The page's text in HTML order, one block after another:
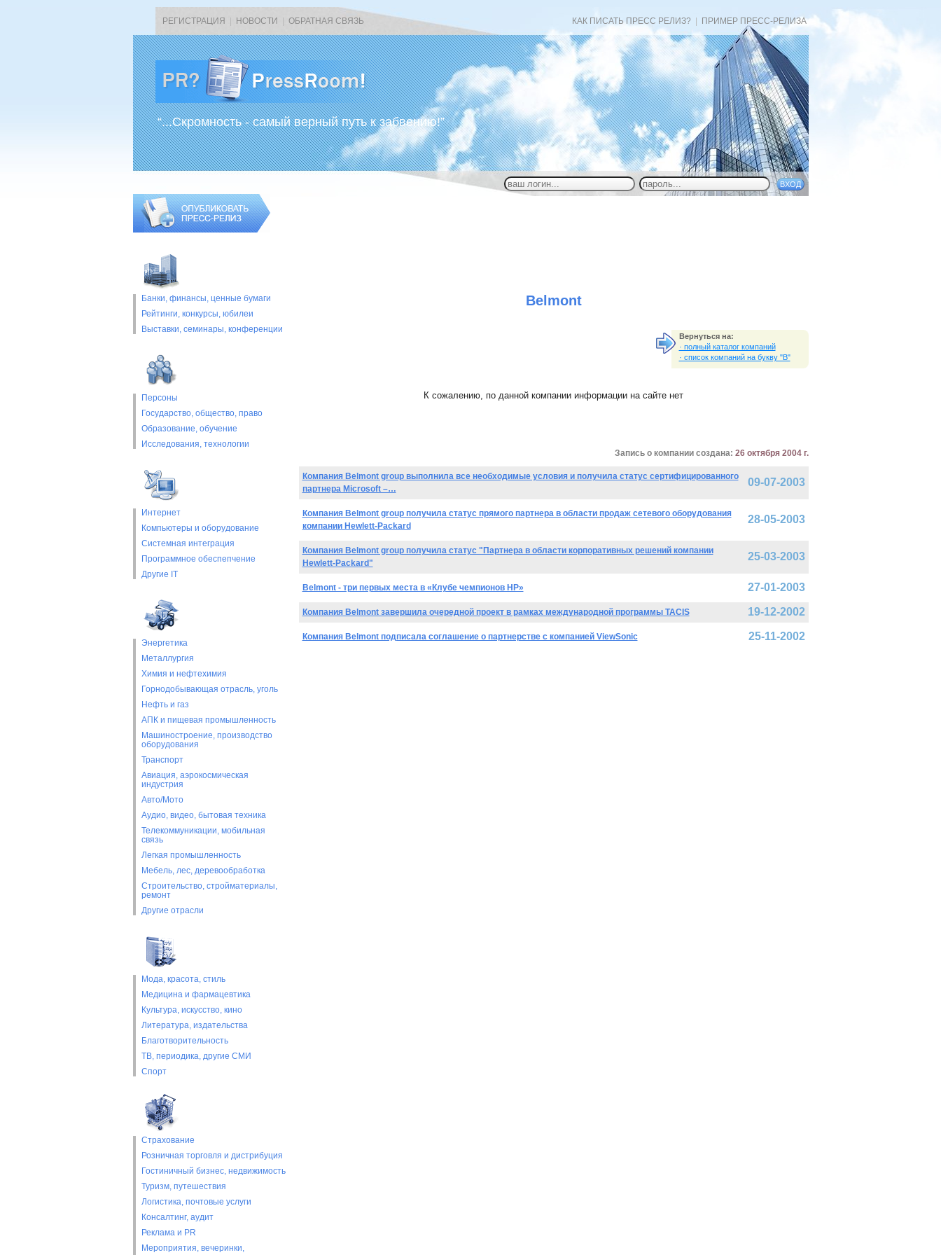
РЕГИСТРАЦИЯ НОВОСТИ ОБРАТНАЯ СВЯЗЬ КАК ПИСАТЬ ПРЕСС РЕЛИЗ? ПРИМЕР ПРЕСС-РЕЛИЗА
“...Скромность - самый верный путь к забвению!”
Банки, финансы, ценные бумаги
Рейтинги, конкурсы, юбилеи
Выставки, cеминары, конференции
Персоны
Государство, общество, право
Образование, обучение
Исследования, технологии
Интернет
Компьютеры и оборудование
Системная интеграция
Программное обеспепчение
Другие IT
Энергетика
Металлургия
Химия и нефтехимия
Горнодобывающая отрасль, уголь
Нефть и газ
АПК и пищевая промышленность
Машиностроение, производство
оборудования
Транспорт
Авиация, аэрокосмическая
индустрия
Авто/Мото
Аудио, видео, бытовая техника
Телекоммуникации, мобильная
связь
Легкая промышленность
Мебель, лес, деревообработка
Строительство, стройматериалы,
ремонт
Другие отрасли
Мода, красота, стиль
Медицина и фармацевтика
Культура, искусство, кино
Литература, издательства
Благотворительность
ТВ, периодика, другие СМИ
Спорт
Страхование
Розничная торговля и дистрибуция
Гостиничный бизнес, недвижимость
Туризм, путешествия
Логистика, почтовые услуги
Консалтинг, аудит
Реклама и PR
Мероприятия, вечеринки,
Belmont
Вернуться на:
· полный каталог компаний
· список компаний на букву "B"
К сожалению, по данной компании информации на сайте нет
Запись о компании создана: 26 октября 2004 г.
Компания Belmont group выполнила все необходимые условия и получила статус сертифицированного
партнера Microsoft –…
09-07-2003
Компания Belmont group получила статус прямого партнера в области продаж сетевого оборудования
компании Hewlett-Packard
28-05-2003
Компания Belmont group получила статус "Партнера в области корпоративных решений компании
Hewlett-Packard"
25-03-2003
Belmont - три первых места в «Клубе чемпионов НР» 27-01-2003
Компания Belmont завершила очередной проект в рамках международной программы TACIS 19-12-2002
Компания Belmont подписала соглашение о партнерстве с компанией ViewSonic 25-11-2002